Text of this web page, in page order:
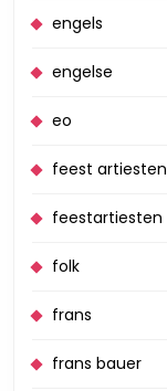
engels
engelse
eo
feest artiesten
feestartiesten
folk
frans
frans bauer